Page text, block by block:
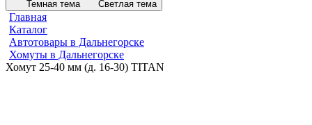
Темная тема Светлая тема
Главная
Каталог
Автотовары в Дальнегорске
Хомуты в Дальнегорске
Хомут 25-40 мм (д. 16-30) TITAN